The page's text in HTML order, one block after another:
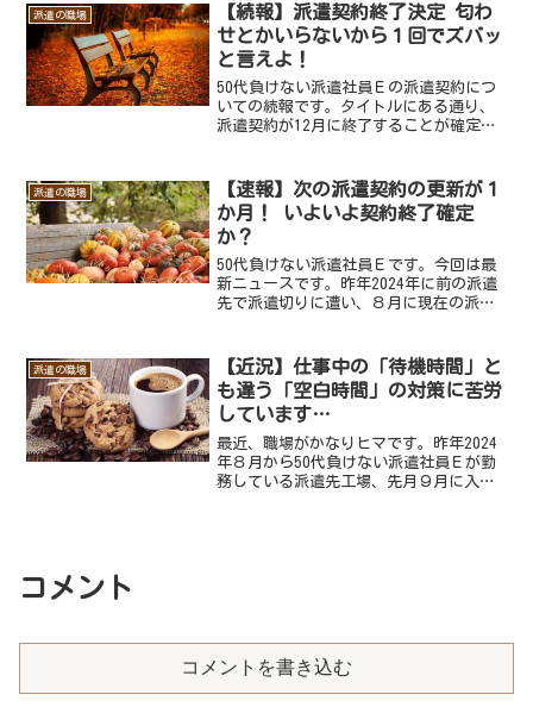
派遣の職場
【続報】派遣契約終了決定 匂わ
せとかいらないから１回でズバッ
と言えよ！
50代負けない派遣社員Ｅの派遣契約につ
いての続報です。タイトルにある通り、
派遣契約が12月に終了することが確定し
月更新されることになったこと。そし
て、職場の生産数量が...
派遣の職場
【速報】次の派遣契約の更新が１
か月！ いよいよ契約終了確定
か？
50代負けない派遣社員Ｅです。今回は最
新ニュースです。昨年2024年に前の派遣
先で派遣切りに遭い、８月に現在の派遣
いつもの契約更新の意思確認のメールで
す。って、次の更新...
派遣の職場
【近況】仕事中の「待機時間」と
も違う「空白時間」の対策に苦労
しています…
最近、職場がかなりヒマです。昨年2024
年８月から50代負けない派遣社員Ｅが勤
務している派遣先工場、先月９月に入っ
コメント
コメントを書き込む